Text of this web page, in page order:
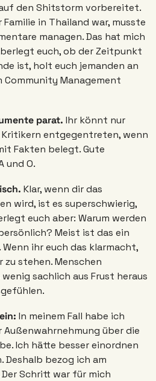
den Shitstorm vorbereitet.
in Thailand war, musste
managen. Das hat mich
euch, ob der Zeitpunkt
ist, holt euch jemanden an
Community Management
parat. Ihr könnt nur
entgegentreten, wenn
Fakten belegt. Gute
und O.
Klar, wenn dir das
wird, ist es superschwierig,
euch aber: Warum werden
Meist ist das ein
ihr euch das klarmacht,
stehen. Menschen
sachlich aus Frust heraus
In meinem Fall habe ich
über die
Ich hätte besser einordnen
Deshalb bezog ich am
Der Schritt war für mich